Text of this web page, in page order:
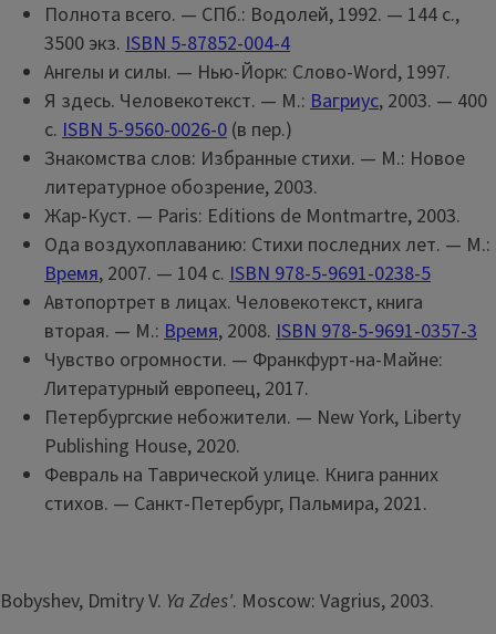
Полнота всего. — СПб.: Водолей, 1992. — 144 с.,
3500 экз. ISBN 5-87852-004-4
Ангелы и силы. — Нью-Йорк: Слово-Word, 1997.
Я здесь. Человекотекст. — М.: Вагриус, 2003. — 400
c. ISBN 5-9560-0026-0 (в пер.)
Знакомства слов: Избранные стихи. — М.: Новое
литературное обозрение, 2003.
Жар-Куст. — Paris: Editions de Montmartre, 2003.
Ода воздухоплаванию: Стихи последних лет. — М.:
Время, 2007. — 104 с. ISBN 978-5-9691-0238-5
Автопортрет в лицах. Человекотекст, книга
вторая. — М.: Время, 2008. ISBN 978-5-9691-0357-3
Чувство огромности. — Франкфурт-на-Майне:
Литературный европеец, 2017.
Петербургские небожители. — New York, Liberty
Publishing House, 2020.
Февраль на Таврической улице. Книга ранних
стихов. — Санкт-Петербург, Пальмира, 2021.
Bobyshev, Dmitry V. Ya Zdes'. Moscow: Vagrius, 2003.